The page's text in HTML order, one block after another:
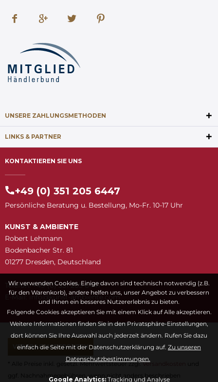
UNSERE ZAHLUNGSMETHODEN
LINKS & PARTNER
KONTAKTIEREN SIE UNS
+49 (0) 351 205 6447
Persönliche Beratung u. Bestellung, Mo-Fr. 10-17 Uhr
KUNST & AMBIENTE
Robert Lehmann
Bodenbacher Str. 81
01277 Dresden, Deutschland
Telefon: +49 (0) 351 205 6447
E-Mail:
moc.etneibma-t
snuk@ofni
VERTRAG WIDERRUFEN
* Alle Preise inkl. gesetzl. Mehrwertsteuer zzgl.Versandkosten
und
ggf. Nachnahmegebühren, wenn nicht anders beschrieben
Wir verwenden Cookies. Einige davon sind technisch notwendig (z.B.
für den Warenkorb), andere helfen uns, unser Angebot zu verbessern
und Ihnen ein besseres Nutzererlebnis zu bieten.
Folgende Cookies akzeptieren Sie mit einem Klick auf Alle akzeptieren.
Weitere Informationen finden Sie in den Privatsphäre-Einstellungen,
dort können Sie Ihre Auswahl auch jederzeit ändern. Rufen Sie dazu
einfach die Seite mit der Datenschutzerklärung auf. Zu unseren
Datenschutzbestimmungen.
Google Analytics:Tracking und Analyse